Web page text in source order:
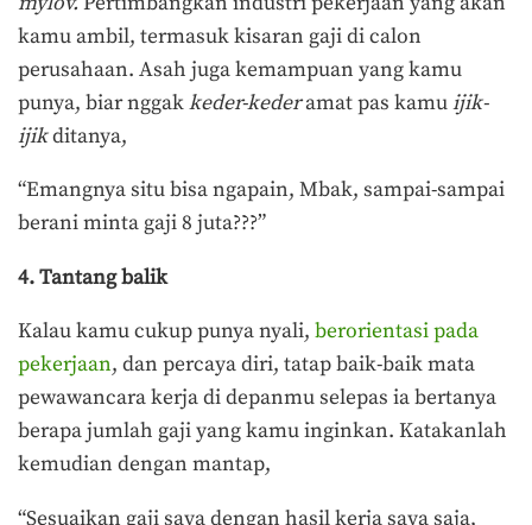
kamu ambil, termasuk kisaran gaji di calon
perusahaan. Asah juga kemampuan yang kamu
punya, biar nggakkeder-kederamat pas kamuijik-
ijikditanya,
“Emangnya situ bisa ngapain, Mbak, sampai-sampai
berani minta gaji 8 juta???”
4. Tantang balik
Kalau kamu cukup punya nyali, berorientasi pada
pekerjaan, dan percaya diri, tatap baik-baik mata
pewawancara kerja di depanmu selepas ia bertanya
berapa jumlah gaji yang kamu inginkan. Katakanlah
kemudian dengan mantap,
“Sesuaikan gaji saya dengan hasil kerja saya saja,